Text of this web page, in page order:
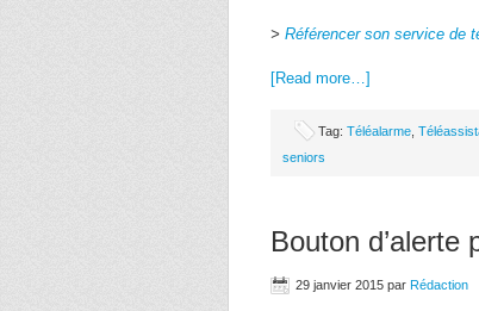
> Référencer son service de
[Read more…]
Tag: Téléalarme
seniors
Bouton d’alerte
29 janvier 2015 par Rédaction